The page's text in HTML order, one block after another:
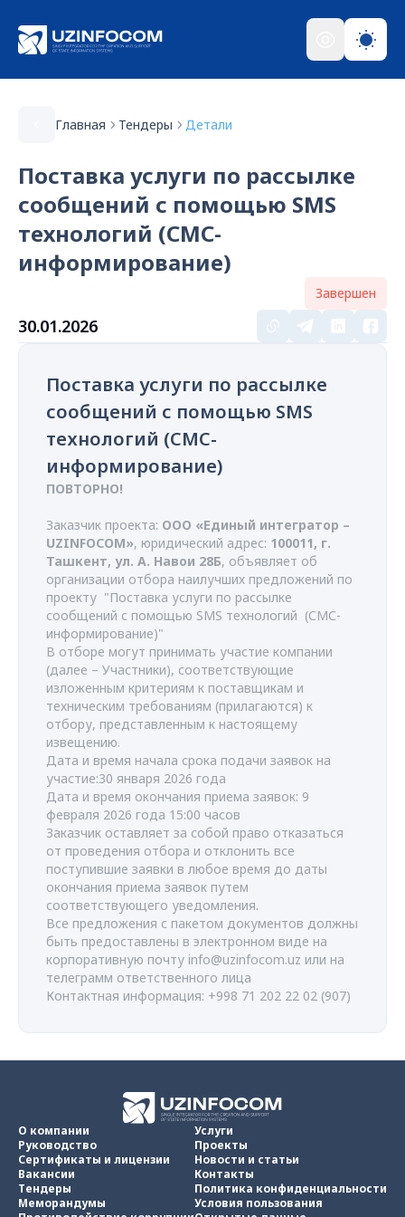
Главная Тендеры Детали
Поставка услуги по рассылке
сообщений с помощью SMS
технологий (СМС-
информирование)
Завершен
30.01.2026
Поставка услуги по рассылке
сообщений с помощью SMS
технологий (СМС-
информирование)
ПОВТОРНО!
Заказчик проекта: ООО «Единый интегратор –
UZINFOCOM», юридический адрес: 100011, г.
Ташкент, ул. А. Навои 28Б, объявляет об
организации отбора наилучших предложений по
проекту "Поставка услуги по рассылке
сообщений с помощью SMS технологий (СМС-
информирование)"
В отборе могут принимать участие компании
(далее – Участники), соответствующие
изложенным критериям к поставщикам и
техническим требованиям (прилагаются) к
отбору, представленным к настоящему
извещению.
Дата и время начала срока подачи заявок на
участие:30 января 2026 года
Дата и время окончания приема заявок: 9
февраля 2026 года 15:00 часов
Заказчик оставляет за собой право отказаться
от проведения отбора и отклонить все
поступившие заявки в любое время до даты
окончания приема заявок путем
соответствующего уведомления.
Все предложения с пакетом документов должны
быть предоставлены в электронном виде на
корпоративную почту info@uzinfocom.uz или на
телеграмм ответственного лица
Контактная информация: +998 71 202 22 02 (907)
О компании
Руководство
Сертификаты и лицензии
Вакансии
Тендеры
Меморандумы
Услуги
Проекты
Новости и статьи
Контакты
Политика конфиденциальности
Условия пользования